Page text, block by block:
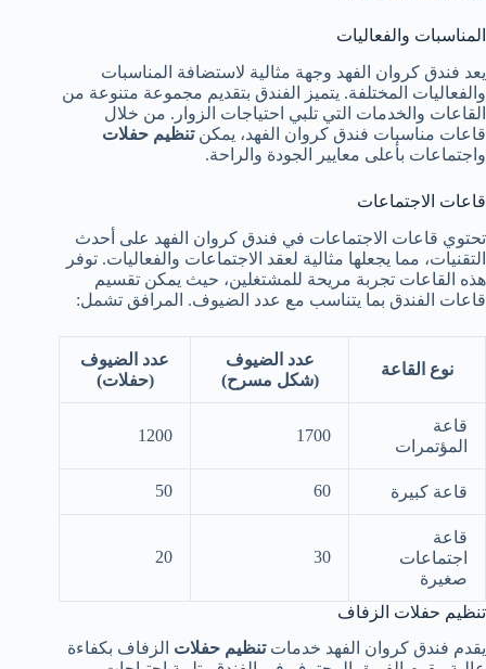
المناسبات والفعاليات
يعد فندق كروان الفهد وجهة مثالية لاستضافة المناسبات
والفعاليات المختلفة. يتميز الفندق بتقديم مجموعة متنوعة من
القاعات والخدمات التي تلبي احتياجات الزوار. من خلال
قاعات مناسبات فندق كروان الفهد، يمكنتنظيم حفلات
واجتماعات بأعلى معايير الجودة والراحة.
قاعات الاجتماعات
تحتوي قاعات الاجتماعات في فندق كروان الفهد على أحدث
التقنيات، مما يجعلها مثالية لعقد الاجتماعات والفعاليات. توفر
هذه القاعات تجربة مريحة للمشتغلين، حيث يمكن تقسيم
قاعات الفندق بما يتناسب مع عدد الضيوف. المرافق تشمل:
نوع القاعة
عدد الضيوف
(شكل مسرح)
عدد الضيوف
(حفلات)
قاعة
المؤتمرات
1700
1200
قاعة كبيرة 60
50
قاعة
اجتماعات
صغيرة
30
20
تنظيم حفلات الزفاف
يقدم فندق كروان الفهد خدماتتنظيم حفلات الزفاف بكفاءة